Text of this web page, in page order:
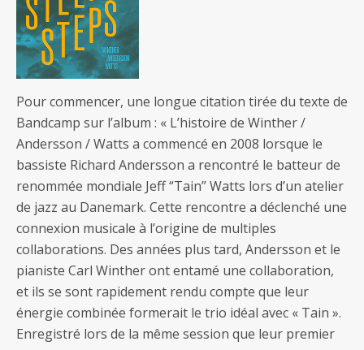
Pour commencer, une longue citation tirée du texte de
Bandcamp sur l’album : « L’histoire de Winther /
Andersson / Watts a commencé en 2008 lorsque le
bassiste Richard Andersson a rencontré le batteur de
renommée mondiale Jeff “Tain” Watts lors d’un atelier
de jazz au Danemark. Cette rencontre a déclenché une
connexion musicale à l’origine de multiples
collaborations. Des années plus tard, Andersson et le
pianiste Carl Winther ont entamé une collaboration,
et ils se sont rapidement rendu compte que leur
énergie combinée formerait le trio idéal avec « Tain ».
Enregistré lors de la même session que leur premier